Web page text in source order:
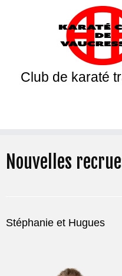
Club de karaté
Nouvelles
Stéphanie et Hugues